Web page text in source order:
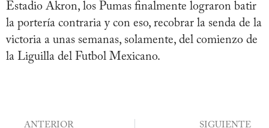
Estadio Akron, los Pumas finalmente lograron batir
la portería contraria y con eso, recobrar la senda de la
victoria a unas semanas, solamente, del comienzo de
la Liguilla del Futbol Mexicano.
ANTERIOR
SIGUIENTE